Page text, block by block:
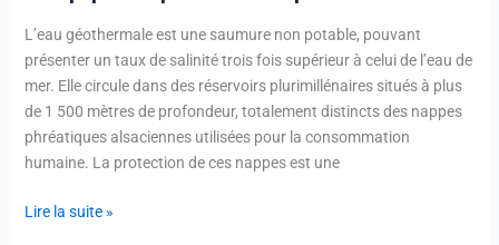
L’eau géothermale est une saumure non potable, pouvant
présenter un taux de salinité trois fois supérieur à celui de l’eau de
mer. Elle circule dans des réservoirs plurimillénaires situés à plus
de 1 500 mètres de profondeur, totalement distincts des nappes
phréatiques alsaciennes utilisées pour la consommation
humaine. La protection de ces nappes est une
risque
et
nappes
Lire la suite »